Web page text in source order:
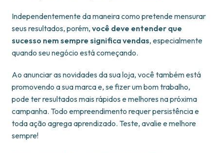
Independentemente da maneira como pretende mensurar
seus resultados, porém, você deve entender que
sucesso nem sempre significa vendas, especialmente
quando seu negócio está começando.
Ao anunciar as novidades da sua loja, você também está
promovendo a sua marca e, se fizer um bom trabalho,
pode ter resultados mais rápidos e melhores na próxima
campanha. Todo empreendimento requer persistência e
toda ação agrega aprendizado. Teste, avalie e melhore
sempre!